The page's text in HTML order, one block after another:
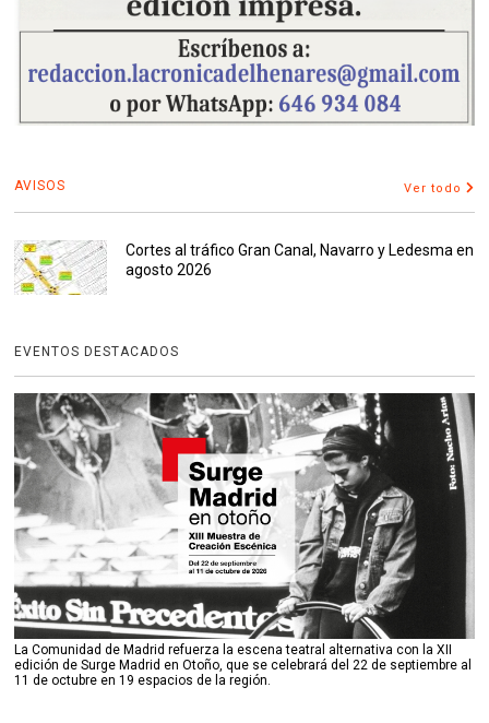
AVISOS Ver todo
Cortes al tráfico Gran Canal, Navarro y Ledesma en
agosto 2026
EVENTOS DESTACADOS
La Comunidad de Madrid refuerza la escena teatral alternativa con la XII
edición de Surge Madrid en Otoño, que se celebrará del 22 de septiembre al
11 de octubre en 19 espacios de la región.